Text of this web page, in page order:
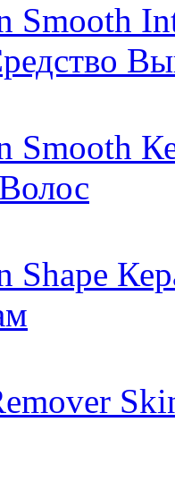
Smooth
Smooth
Shape